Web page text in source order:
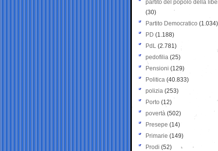
partito del popolo della
(30)
Partito Democratico (1.034)
PD (1.188)
PdL (2.781)
pedofilia (25)
Pensioni (129)
Politica (40.833)
polizia (253)
Porto (12)
povertà (502)
Presepe (14)
Primarie (149)
Prodi (52)